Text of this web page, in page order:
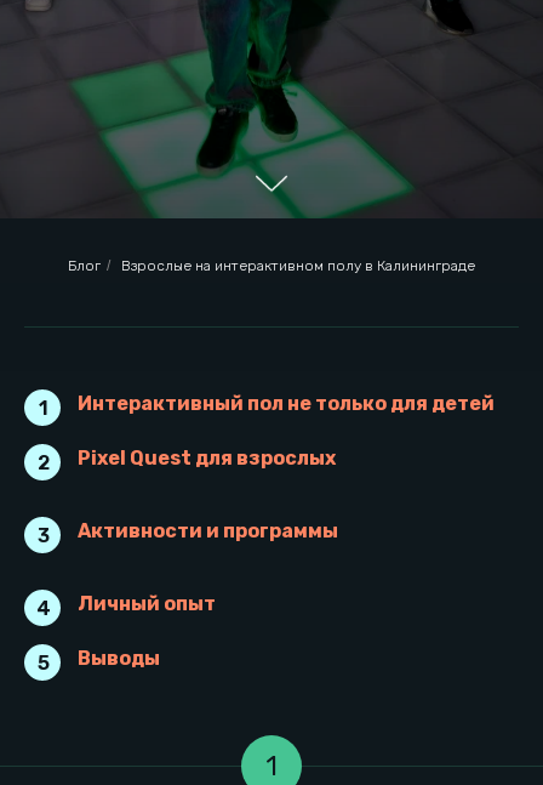
Блог / Взрослые на интерактивном полу в Калининграде
1 Интерактивный пол не только для детей
2 Pixel Quest для взрослых
3 Активности и программы
4 Личный опыт
5 Выводы
1
Интерактивный пол не только